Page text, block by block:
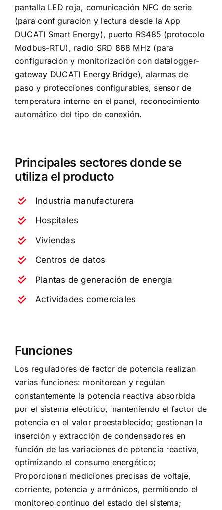
pantalla LED roja, comunicación NFC de serie
(para configuración y lectura desde la App
DUCATI Smart Energy), puerto RS485 (protocolo
Modbus-RTU), radio SRD 868 MHz (para
configuración y monitorización con datalogger-
gateway DUCATI Energy Bridge), alarmas de
paso y protecciones configurables, sensor de
temperatura interno en el panel, reconocimiento
automático del tipo de conexión.
Principales sectores donde se
utiliza el producto
Industria manufacturera
Hospitales
Viviendas
Centros de datos
Plantas de generación de energía
Actividades comerciales
Funciones
Los reguladores de factor de potencia realizan
varias funciones: monitorean y regulan
constantemente la potencia reactiva absorbida
por el sistema eléctrico, manteniendo el factor de
potencia en el valor preestablecido; gestionan la
inserción y extracción de condensadores en
función de las variaciones de potencia reactiva,
optimizando el consumo energético;
Proporcionan mediciones precisas de voltaje,
corriente, potencia y armónicos, permitiendo el
monitoreo continuo del estado del sistema;